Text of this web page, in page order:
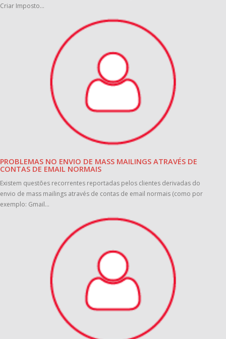
Criar Imposto...
PROBLEMAS NO ENVIO DE MASS MAILINGS ATRAVÉS DE
CONTAS DE EMAIL NORMAIS
Existem questões recorrentes reportadas pelos clientes derivadas do
envio de mass mailings através de contas de email normais (como por
exemplo: Gmail...